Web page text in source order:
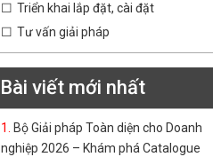
Triển khai lắp đặt, cài đặt
Tư vấn giải pháp
Bài viết mới nhất
Bộ Giải pháp Toàn diện cho Doanh
nghiệp 2026 – Khám phá Catalogue